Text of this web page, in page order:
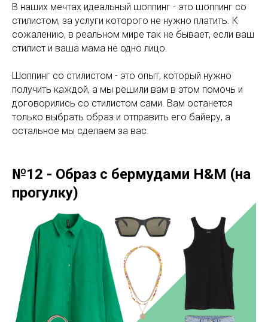
В наших мечтах идеальный шоппинг - это шоппинг со
стилистом, за услуги которого не нужно платить. К
сожалению, в реальном мире так не бывает, если ваш
стилист и ваша мама не одно лицо.
Шоппинг со стилистом - это опыт, который нужно
получить каждой, а мы решили вам в этом помочь и
договорились со стилистом сами. Вам останется
только выбрать образ и отправить его байеру, а
остальное мы сделаем за вас.
№12 - Образ с бермудами H&M (на
прогулку)